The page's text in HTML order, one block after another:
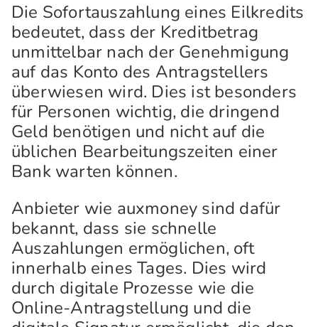
Die Sofortauszahlung eines Eilkredits
bedeutet, dass der Kreditbetrag
unmittelbar nach der Genehmigung
auf das Konto des Antragstellers
überwiesen wird. Dies ist besonders
für Personen wichtig, die dringend
Geld benötigen und nicht auf die
üblichen Bearbeitungszeiten einer
Bank warten können.
Anbieter wie auxmoney sind dafür
bekannt, dass sie schnelle
Auszahlungen ermöglichen, oft
innerhalb eines Tages. Dies wird
durch digitale Prozesse wie die
Online-Antragstellung und die